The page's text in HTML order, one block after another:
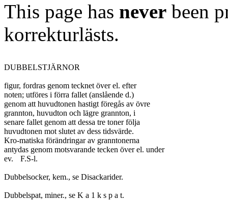
This page has never been
korrekturlästs.
DUBBELSTJÄRNOR
figur, fordras genom tecknet över el. efter
noten; utföres i förra fallet (anslående d.)
genom att huvudtonen hastigt föregås av övre
grannton, huvudton och lägre grannton, i
senare fallet genom att dessa tre toner följa
huvudtonen mot slutet av dess tidsvärde.
Kro-matiska förändringar av granntonerna
antydas genom motsvarande tecken över el. under
ev.	F.S-l.
Dubbelsocker, kem., se Disackarider.
Dubbelspat, miner., se K a 1 k s p a t.